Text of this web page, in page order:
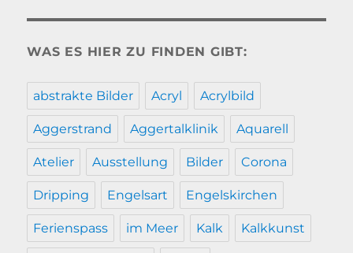
WAS ES HIER ZU FINDEN GIBT:
abstrakte Bilder Acryl Acrylbild
Aggerstrand Aggertalklinik Aquarell
Atelier Ausstellung Bilder Corona
Dripping Engelsart Engelskirchen
Ferienspass im Meer Kalk Kalkkunst